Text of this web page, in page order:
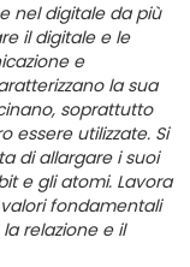
nel digitale da più
il digitale e le
e
la sua
soprattutto
essere utilizzate. Si
di allargare i suoi
e gli atomi. Lavora
fondamentali
relazione e il